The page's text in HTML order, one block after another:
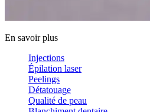
En savoir plus
Injections
Épilation laser
Peelings
Détatouage
Qualité de peau